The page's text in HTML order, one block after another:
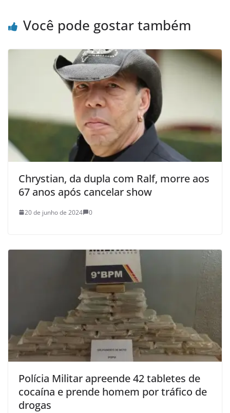
Você pode gostar também
Chrystian, da dupla com Ralf, morre aos
67 anos após cancelar show
20 de junho de 2024 0
Polícia Militar apreende 42 tabletes de
cocaína e prende homem por tráfico de
drogas